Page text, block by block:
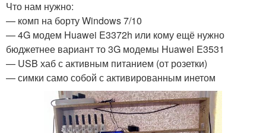
Что нам нужно:
— комп на борту Windows 7/10
— 4G модем Huawei E3372h или кому ещё нужно
бюджетнее вариант то 3G модемы Huawei E3531
— USB хаб с активным питанием (от розетки)
— симки само собой с активированным инетом